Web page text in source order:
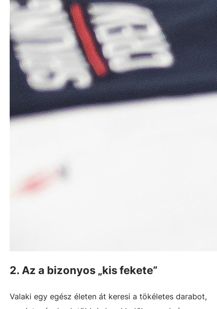
2. Az a bizonyos „kis fekete”
Valaki egy egész életen át keresi a tökéletes darabot,